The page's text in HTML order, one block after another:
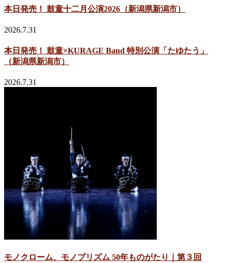
本日発売！ 鼓童十二月公演2026（新潟県新潟市）
2026.7.31
本日発売！ 鼓童×KURAGE Band 特別公演「たゆたう」
（新潟県新潟市）
2026.7.31
モノクローム、モノプリズム 50年ものがたり｜第３回